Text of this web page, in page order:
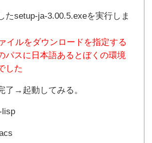
たsetup-ja-3.00.5.exeを実行しま
イルをダウンロードを指定する
パスに日本語あるとぼくの環境
した
了→起動してみる。
lisp